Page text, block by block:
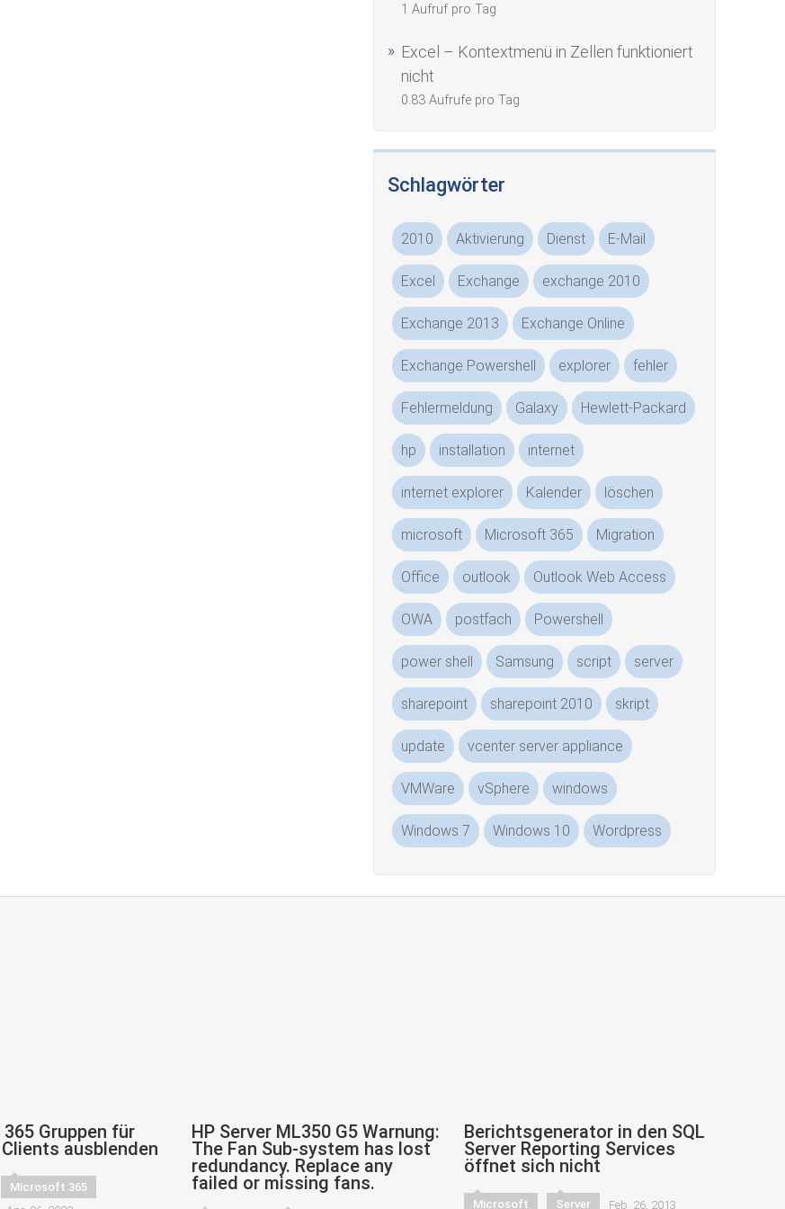
1 Aufruf pro Tag
Excel – Kontextmenü in Zellen funktioniert
nicht
0.83 Aufrufe pro Tag
Schlagwörter
2010 Aktivierung Dienst E-Mail
Excel Exchange exchange 2010
Exchange 2013 Exchange Online
Exchange Powershell explorer fehler
Fehlermeldung Galaxy Hewlett-Packard
hp installation internet
internet explorer Kalender löschen
microsoft Microsoft 365 Migration
Office outlook Outlook Web Access
OWA postfach Powershell
power shell Samsung script server
sharepoint sharepoint 2010 skript
update vcenter server appliance
VMWare vSphere windows
Windows 7 Windows 10 Wordpress
Gruppen für
ausblenden
Microsoft 365
HP Server ML350 G5 Warnung:
The Fan Sub-system has lost
redundancy. Replace any
failed or missing fans.
Berichtsgenerator in den SQL
Server Reporting Services
öffnet sich nicht
Microsoft Server Feb. 26, 2013